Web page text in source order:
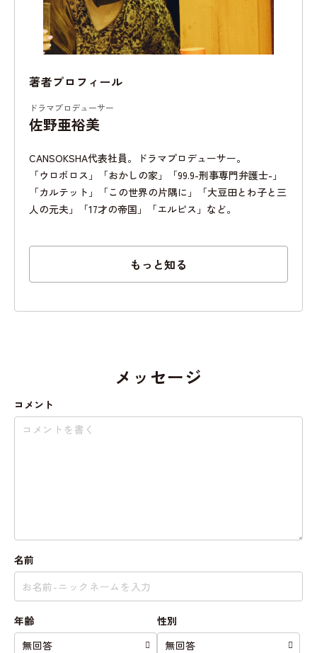
著者プロフィール
ドラマプロデューサー
佐野亜裕美
CANSOKSHA代表社員。ドラマプロデューサー。
「ウロボロス」「おかしの家」「99.9-刑事専門弁護士-」
「カルテット」「この世界の片隅に」「大豆田とわ子と三
人の元夫」「17才の帝国」「エルピス」など。
もっと知る
メッセージ
コメント
名前
年齢 性別